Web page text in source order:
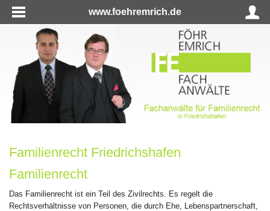
www.foehremrich.de
Familienrecht Friedrichshafen
Familienrecht
Das Familienrecht ist ein Teil des Zivilrechts. Es regelt die
Rechtsverhältnisse von Personen, die durch Ehe, Lebenspartnerschaft,